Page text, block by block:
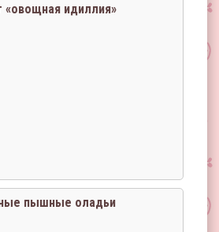
«овощная идиллия»
пышные оладьи